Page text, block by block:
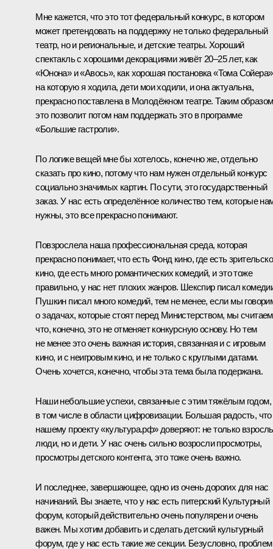
Мне кажется, что это тот федеральный конкурс, в котором
может претендовать на поддержку не только федеральный
театр, но и региональные, и детские театры. Хороший
спектакль с хорошими декорациями живёт 20–25 лет, как
«Юнона» и «Авось», как хорошая постановка «Тома
на которую я ходила, дети мои ходили, и она актуальна,
прекрасно поставлена в Молодёжном театре. Таким
это позволит потом нам поддержать это в программе
«Большие гастроли».
По логике вещей мне бы хотелось, конечно же, отдельно
сказать про кино, потому что нам нужен отдельный конкурс
социально значимых картин. По сути, это государственный
заказ. У нас есть определённое количество тем, которые
нужны, это все прекрасно понимают.
Повзрослела наша профессиональная среда, которая
прекрасно понимает, что есть Фонд кино, где есть
кино, где есть много романтических комедий, и это тоже
правильно, у нас нет плохих жанров. Шекспир писал
Пушкин писал много комедий, тем не менее, если мы
о задачах, которые стоят перед Министерством, мы
что, конечно, это не отменяет конкурсную основу. Но тем
не менее это очень важная история, связанная и с игровым
кино, и с неигровым кино, и не только с круглыми датами.
Очень хочется, конечно, чтобы эта тема была подержана.
Наши небольшие успехи, связанные с этим тяжёлым годом,
в том числе в области цифровизации. Большая радость, что
нашему проекту «культура.рф» доверяют: не только
люди, но и дети. У нас очень сильно возросли просмотры,
просмотры детского контента, это тоже очень важно.
И последнее, завершающее, одно из очень дорогих для нас
начинаний. Вы знаете, что у нас есть питерский Культурный
форум, который действительно очень популярен и очень
важен. Мы хотим добавить и сделать детский культурный
форум, где у нас есть такие же секции. Безусловно,